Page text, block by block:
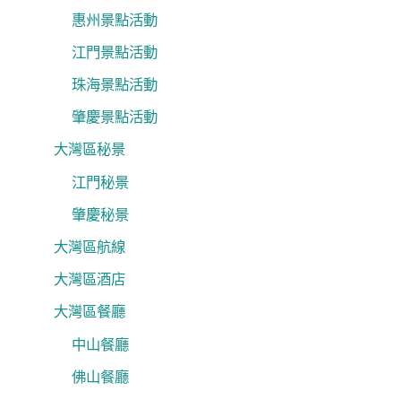
惠州景點活動
江門景點活動
珠海景點活動
肇慶景點活動
大灣區秘景
江門秘景
肇慶秘景
大灣區航線
大灣區酒店
大灣區餐廳
中山餐廳
佛山餐廳